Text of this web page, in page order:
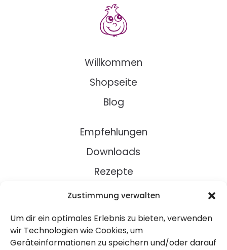
Zustimmung verwalten
Um dir ein optimales Erlebnis zu bieten, verwenden
wir Technologien wie Cookies, um
Geräteinformationen zu speichern und/oder darauf
Willkommen
Shopseite
Blog
Empfehlungen
Downloads
Rezepte
Über Uns
Kontakt
Impressum